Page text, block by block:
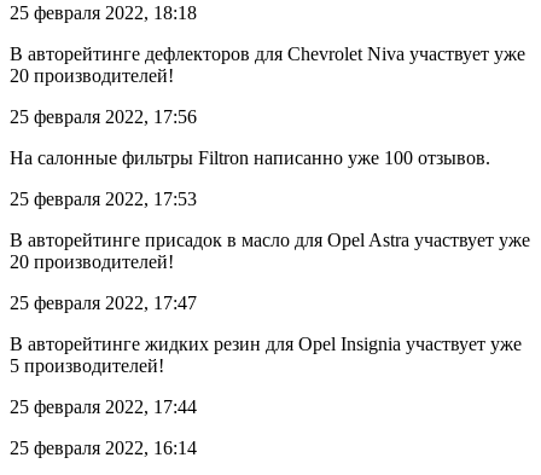
25 февраля 2022, 18:18
В авторейтинге дефлекторов для Chevrolet Niva участвует уже
20 производителей!
25 февраля 2022, 17:56
На салонные фильтры Filtron написанно уже 100 отзывов.
25 февраля 2022, 17:53
В авторейтинге присадок в масло для Opel Astra участвует уже
20 производителей!
25 февраля 2022, 17:47
В авторейтинге жидких резин для Opel Insignia участвует уже
5 производителей!
25 февраля 2022, 17:44
25 февраля 2022, 16:14